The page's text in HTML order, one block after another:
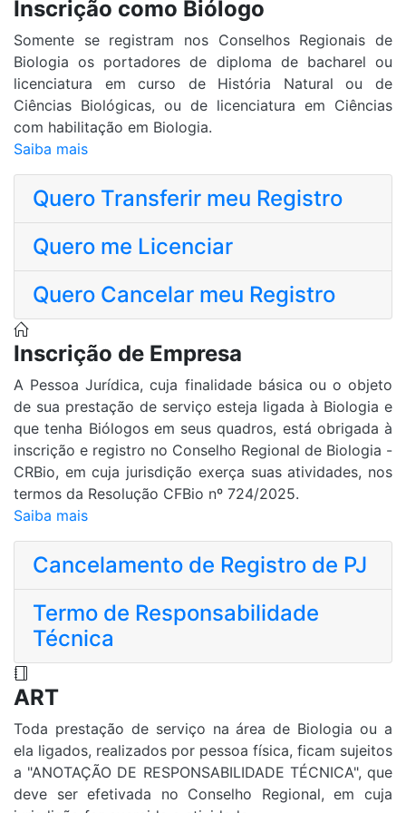
da Biologia para a sociedade.
[Postado em: 23/9/2025 | Visualizações: 6442]
Conselheira Secretária do CRBio-02 é a primeira
Bióloga brasileira a obter registro na Ordem de
Biólogos de Portugal
Marco histórico: Raquel Vial, Conselheira
Secretária do CRBio-02, é a primeira Bióloga
brasileira a obter registro na Ordem de Biólogos
de Portugal após Termo de Reciprocidade
celebrado pelo CFBio.
[Postado em: 19/9/2025 | Visualizações: 6533]
CFBio regulamenta registro recíproco de
Biólogos(as) entre Brasil e Portugal
O Conselho Federal de Biologia (CFBio) publicou
a Resolução nº 736/2025, que regulamenta o
fluxo administrativo para o registro recíproco
de Biólogos(as) entre Brasil e Portugal. A norma
decorre do Termo de Reciprocidade firmado
entre o CFBio e a Ordem dos Biólogos de
Portugal (OBP), com o objetivo de promover o
intercâmbio profissional e a cooperação
internacional.
[Postado em: 16/7/2025 | Visualizações: 11638]
CRBio-02 encaminha Carta Aberta à SEEDUC-RJ
O Conselho Regional de Biologia da 2ª Região
(CRBio-02), por meio de sua Câmara Técnica de
de Educação do Rio de Janeiro (SEEDUC-RJ)
uma Carta Aberta com reflexões e propostas
voltadas ao fortalecimento do ensino de
Ciências e Biologia na rede estadual de ensino.
[Postado em: 11/7/2025 | Visualizações: 3981]
Inscrição como Biólogo
Somente se registram nos Conselhos Regionais de
Biologia os portadores de diploma de bacharel ou
licenciatura em curso de História Natural ou de
Ciências Biológicas, ou de licenciatura em Ciências
com habilitação em Biologia.
Saiba mais
Quero Transferir meu Registro
Quero me Licenciar
Quero Cancelar meu Registro
Inscrição de Empresa
A Pessoa Jurídica, cuja finalidade básica ou o objeto
de sua prestação de serviço esteja ligada à Biologia e
que tenha Biólogos em seus quadros, está obrigada à
inscrição e registro no Conselho Regional de Biologia -
CRBio, em cuja jurisdição exerça suas atividades, nos
termos da Resolução CFBio nº 724/2025.
Saiba mais
Cancelamento de Registro de PJ
Termo de Responsabilidade
Técnica
ART
Toda prestação de serviço na área de Biologia ou a
ela ligados, realizados por pessoa física, ficam sujeitos
a "ANOTAÇÃO DE RESPONSABILIDADE TÉCNICA", que
deve ser efetivada no Conselho Regional, em cuja